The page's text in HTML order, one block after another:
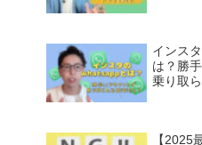
インス
は？勝
乗り取
【2025